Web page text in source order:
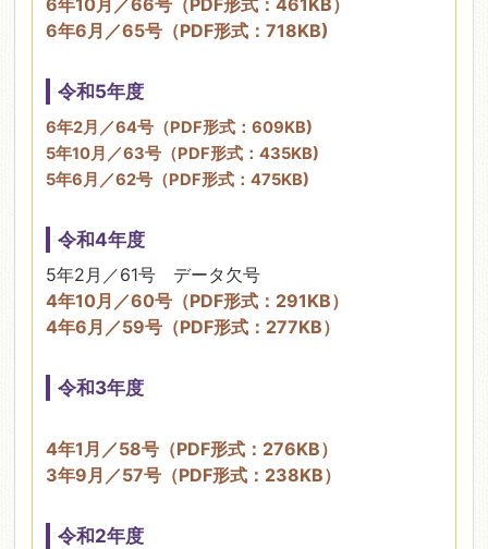
6年6月／65号（PDF形式：718KB)
令和5年度
6年2月／64号（PDF形式：609KB)
5年10月／63号（PDF形式：435KB)
5年6月／62号（PDF形式：475KB)
令和4年度
5年2月／61号 データ欠号
4年10月／60号（PDF形式：291KB）
4年6月／59号（PDF形式：277KB）
令和3年度
4年1月／58号（PDF形式：276KB）
3年9月／57号（PDF形式：238KB）
令和2年度